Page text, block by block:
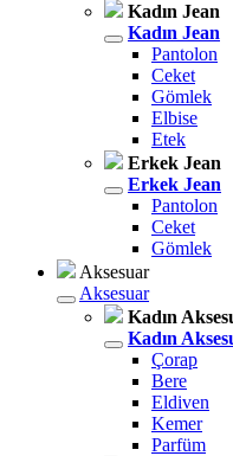
Kadın Jean
Kadın Jean
Pantolon
Ceket
Gömlek
Elbise
Etek
Erkek Jean
Erkek Jean
Pantolon
Ceket
Gömlek
Aksesuar
Aksesuar
Kadın
Kadın
Çorap
Bere
Eldiven
Kemer
Parfüm